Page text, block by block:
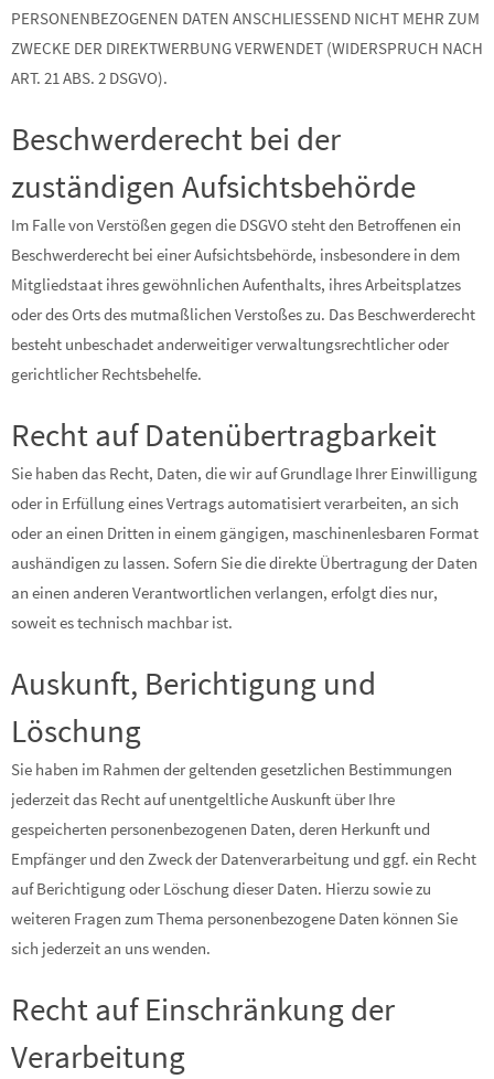
PERSONENBEZOGENEN DATEN ANSCHLIESSEND NICHT MEHR ZUM
ZWECKE DER DIREKTWERBUNG VERWENDET (WIDERSPRUCH NACH
ART. 21 ABS. 2 DSGVO).
Beschwerde­recht bei der
zuständigen Aufsichts­behörde
Im Falle von Verstößen gegen die DSGVO steht den Betroffenen ein
Beschwerderecht bei einer Aufsichtsbehörde, insbesondere in dem
Mitgliedstaat ihres gewöhnlichen Aufenthalts, ihres Arbeitsplatzes
oder des Orts des mutmaßlichen Verstoßes zu. Das Beschwerderecht
besteht unbeschadet anderweitiger verwaltungsrechtlicher oder
gerichtlicher Rechtsbehelfe.
Recht auf Daten­übertrag­barkeit
Sie haben das Recht, Daten, die wir auf Grundlage Ihrer Einwilligung
oder in Erfüllung eines Vertrags automatisiert verarbeiten, an sich
oder an einen Dritten in einem gängigen, maschinenlesbaren Format
aushändigen zu lassen. Sofern Sie die direkte Übertragung der Daten
an einen anderen Verantwortlichen verlangen, erfolgt dies nur,
soweit es technisch machbar ist.
Auskunft, Berichtigung und
Löschung
Sie haben im Rahmen der geltenden gesetzlichen Bestimmungen
jederzeit das Recht auf unentgeltliche Auskunft über Ihre
gespeicherten personenbezogenen Daten, deren Herkunft und
Empfänger und den Zweck der Datenverarbeitung und ggf. ein Recht
auf Berichtigung oder Löschung dieser Daten. Hierzu sowie zu
weiteren Fragen zum Thema personenbezogene Daten können Sie
sich jederzeit an uns wenden.
Recht auf Einschränkung der
Verarbeitung